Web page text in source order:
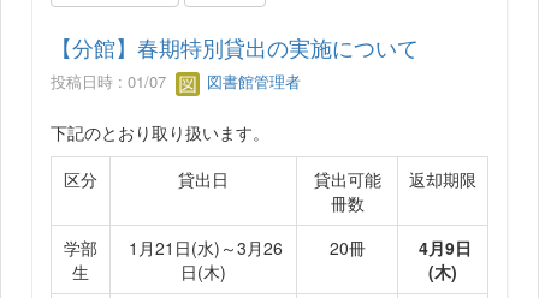
【分館】春期特別貸出の実施について
投稿日時 : 01/07 図書館管理者
下記のとおり取り扱います。
区分
貸出日
貸出可能
冊数
返却期限
学部
生
1月21日(水)～3月26
日(木)
20冊
4月9日
(木)